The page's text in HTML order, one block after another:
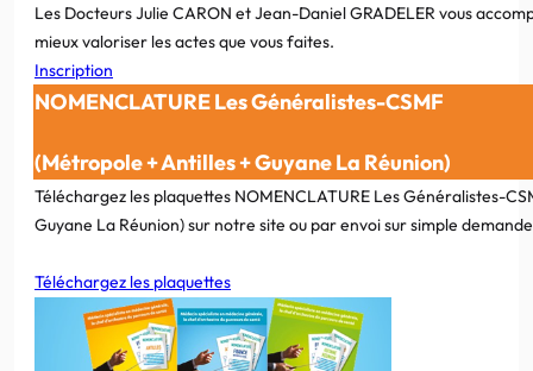
Les Docteurs Julie CARON et Jean-Daniel GRADELER vous
mieux valoriser les actes que vous faites.
Inscription
NOMENCLATURE Les Généralistes-CSMF
(Métropole + Antilles + Guyane La Réunion)
Téléchargez les plaquettes NOMENCLATURE Les Généralistes-
Guyane La Réunion) sur notre site ou par envoi sur simple
Téléchargez les plaquettes